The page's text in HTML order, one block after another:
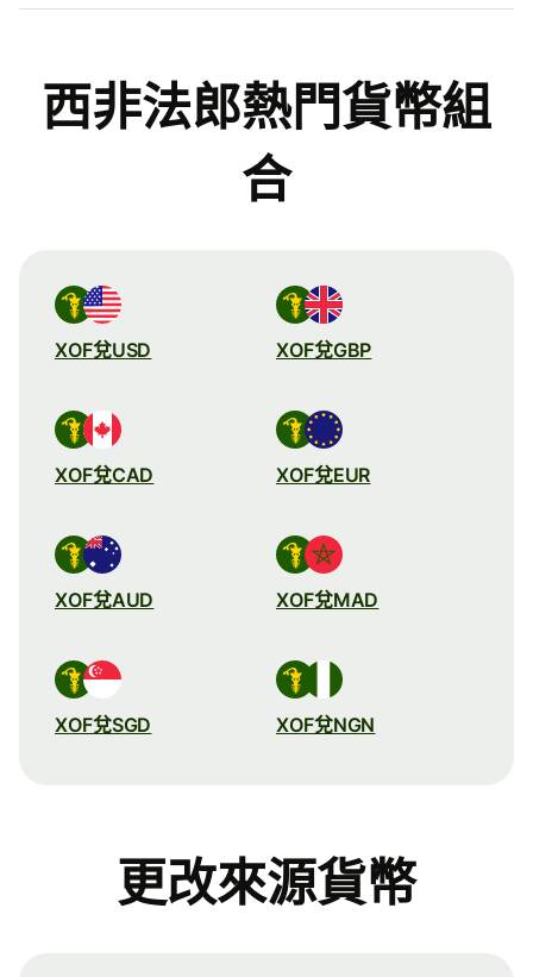
西非法郎熱門貨幣組
合
XOF兌USD XOF兌GBP
XOF兌CAD XOF兌EUR
XOF兌AUD XOF兌MAD
XOF兌SGD XOF兌NGN
更改來源貨幣